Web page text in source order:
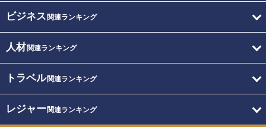
ビジネス 関連ランキング
人材関連ランキング
トラベル関連ランキング
レジャー関連ランキング